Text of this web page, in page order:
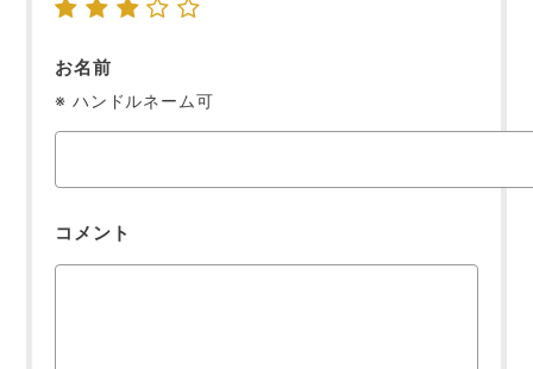
お名前
※ ハンドルネーム可
コメント